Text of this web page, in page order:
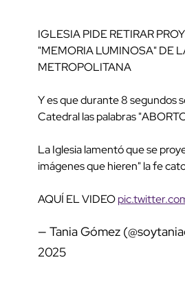
IGLESIA PIDE RETIRAR
"MEMORIA LUMINOSA" DE
METROPOLITANA
Y es que durante 8 segundos
Catedral las palabras
La Iglesia lamentó que se
imágenes que hieren" la fe
AQUÍ EL VIDEO
— Tania Gómez
2025